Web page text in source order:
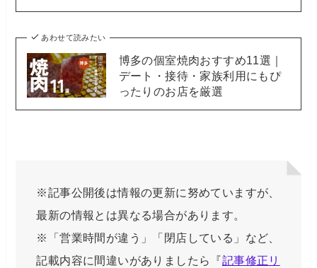
あわせて読みたい
博多の個室焼肉おすすめ11選｜
デート・接待・家族利用にもぴ
ったりのお店を厳選
※記事公開後は情報の更新に努めていますが、
最新の情報とは異なる場合があります。
※「営業時間が違う」「閉店している」など、
記載内容に間違いがありましたら『記事修正リ